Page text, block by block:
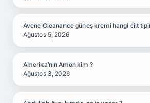
Avene Cleanance güneş kremi hangi cilt
Ağustos 5, 2026
Amerika’nın Amon kim ?
Ağustos 3, 2026